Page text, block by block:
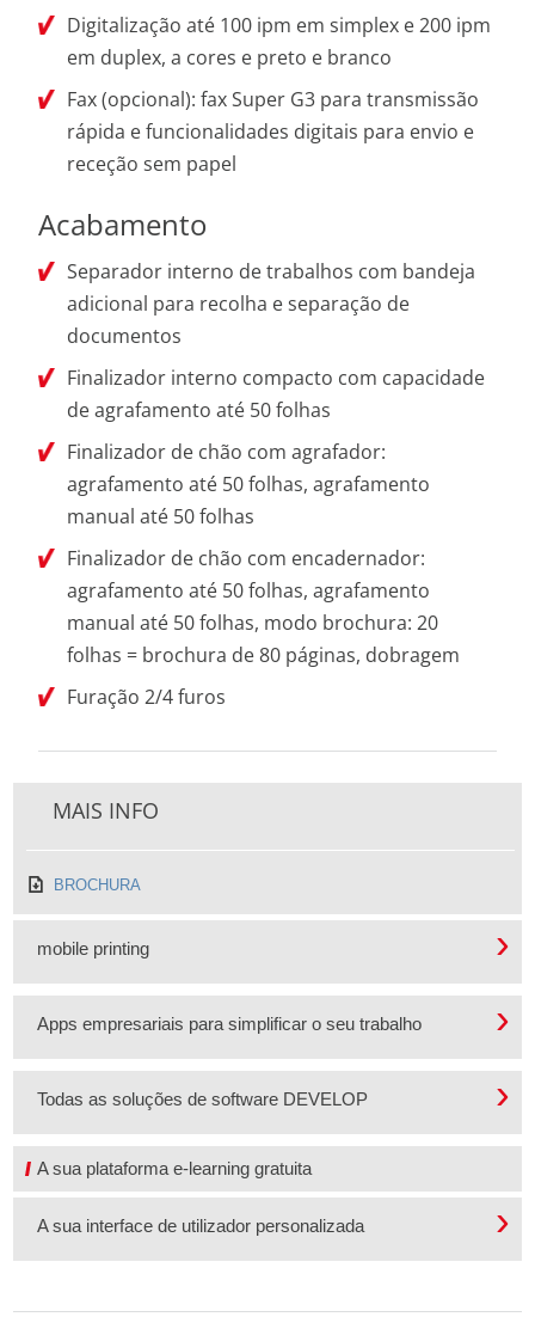
Digitalização até 100 ipm em simplex e 200 ipm
em duplex, a cores e preto e branco
Fax (opcional): fax Super G3 para transmissão
rápida e funcionalidades digitais para envio e
receção sem papel
Acabamento
Separador interno de trabalhos com bandeja
adicional para recolha e separação de
documentos
Finalizador interno compacto com capacidade
de agrafamento até 50 folhas
Finalizador de chão com agrafador:
agrafamento até 50 folhas, agrafamento
manual até 50 folhas
Finalizador de chão com encadernador:
agrafamento até 50 folhas, agrafamento
manual até 50 folhas, modo brochura: 20
folhas = brochura de 80 páginas, dobragem
Furação 2/4 furos
MAIS INFO
BROCHURA
mobile printing
Apps empresariais para simplificar o seu trabalho
Todas as soluções de software DEVELOP
A sua plataforma e-learning gratuita
A sua interface de utilizador personalizada